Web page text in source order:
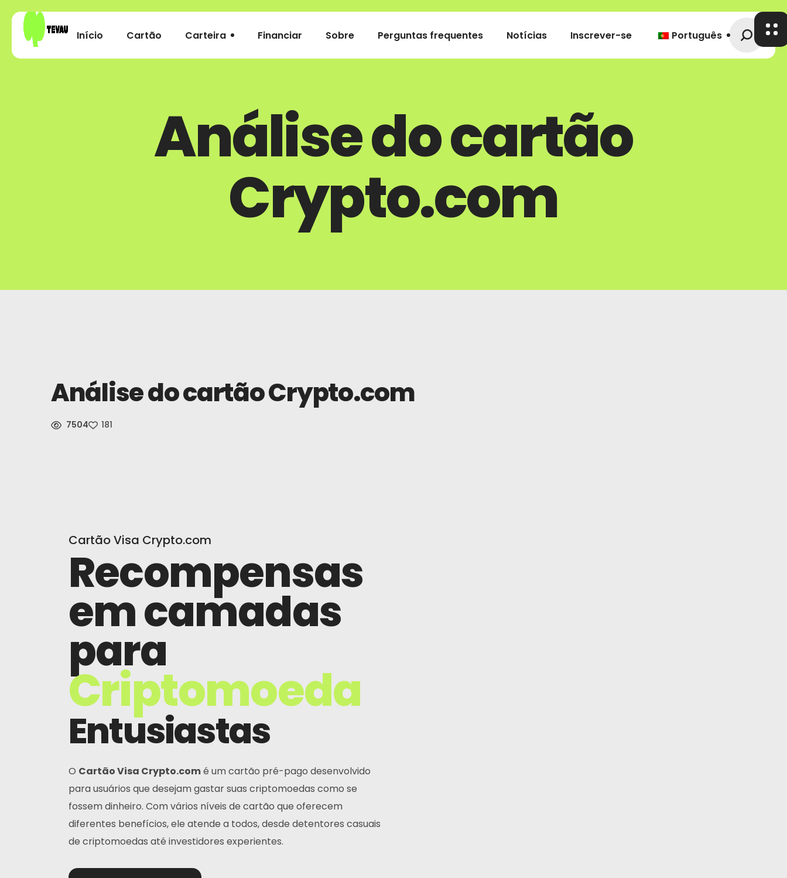
Início Cartão Carteira Financiar Sobre Perguntas frequentes Notícias Inscrever-se Português
Análise do cartão
Crypto.com
Análise do cartão Crypto.com
7504 181
Cartão Visa Crypto.com
Recompensas
em camadas
para
Criptomoeda
Entusiastas
O Cartão Visa Crypto.comé um cartão pré-pago desenvolvido
para usuários que desejam gastar suas criptomoedas como se
fossem dinheiro. Com vários níveis de cartão que oferecem
diferentes benefícios, ele atende a todos, desde detentores casuais
de criptomoedas até investidores experientes.